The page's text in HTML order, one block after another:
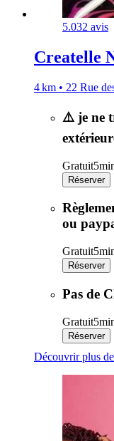
5.032 avis
Createlle
4 km • 22 Rue
⚠️ je ne
Gratuit
Réserver
ou
Gratuit
Réserver
Pas de
Gratuit
Réserver
Découvrir plus